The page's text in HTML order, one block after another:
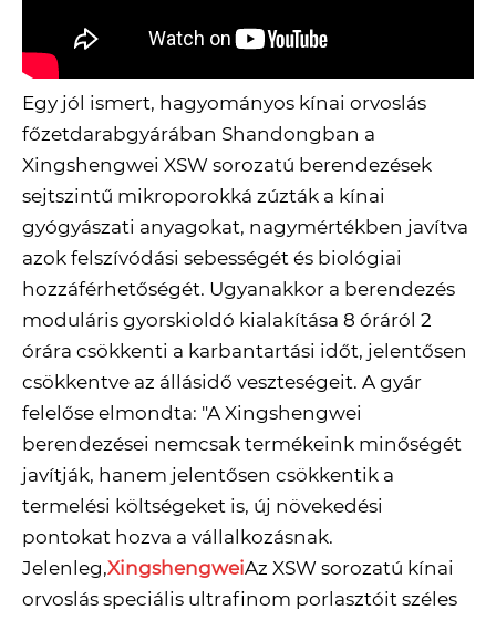
Egy jól ismert, hagyományos kínai orvoslás
főzetdarabgyárában Shandongban a
Xingshengwei XSW sorozatú berendezések
sejtszintű mikroporokká zúzták a kínai
gyógyászati ​​anyagokat, nagymértékben javítva
azok felszívódási sebességét és biológiai
hozzáférhetőségét. Ugyanakkor a berendezés
moduláris gyorskioldó kialakítása 8 óráról 2
órára csökkenti a karbantartási időt, jelentősen
csökkentve az állásidő veszteségeit. A gyár
felelőse elmondta: "A Xingshengwei
berendezései nemcsak termékeink minőségét
javítják, hanem jelentősen csökkentik a
termelési költségeket is, új növekedési
pontokat hozva a vállalkozásnak.
Jelenleg,XingshengweiAz XSW sorozatú kínai
orvoslás speciális ultrafinom porlasztóit széles